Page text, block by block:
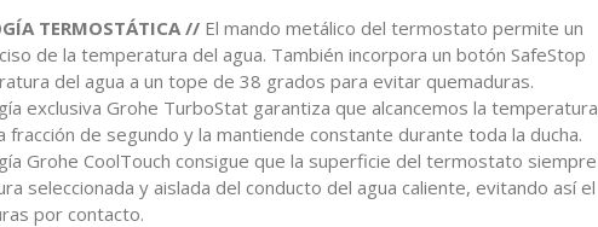
TERMOSTÁTICA // El mando metálico del termostato permite un
de la temperatura del agua. También incorpora un botón SafeStop
del agua a un tope de 38 grados para evitar quemaduras.
exclusiva Grohe TurboStat garantiza que alcancemos la temperatura
fracción de segundo y la mantiende constante durante toda la ducha.
Grohe CoolTouch consigue que la superficie del termostato siempre
seleccionada y aislada del conducto del agua caliente, evitando así el
por contacto.